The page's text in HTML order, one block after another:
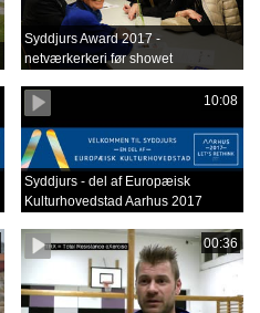
Syddjurs Award 2017 -
netværkerkeri før showet
10:08
Syddjurs - del af Europæisk
Kulturhovedstad Aarhus 2017
00:36